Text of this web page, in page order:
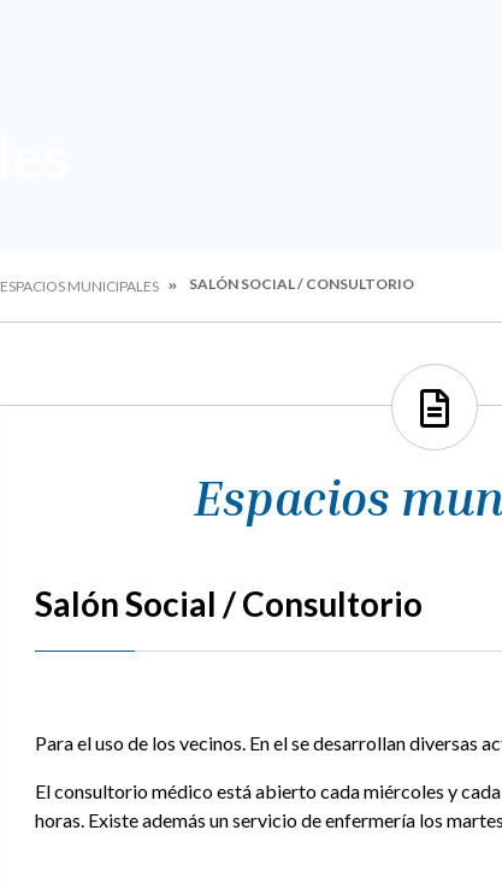
ESPACIOS MUNICIPALES SALÓN SOCIAL / CONSULTORIO
Espacios
Salón Social / Consultorio
Para el uso de los vecinos. En el se desarrollan diversas
El consultorio médico está abierto cada miércoles y
horas. Existe además un servicio de enfermería los